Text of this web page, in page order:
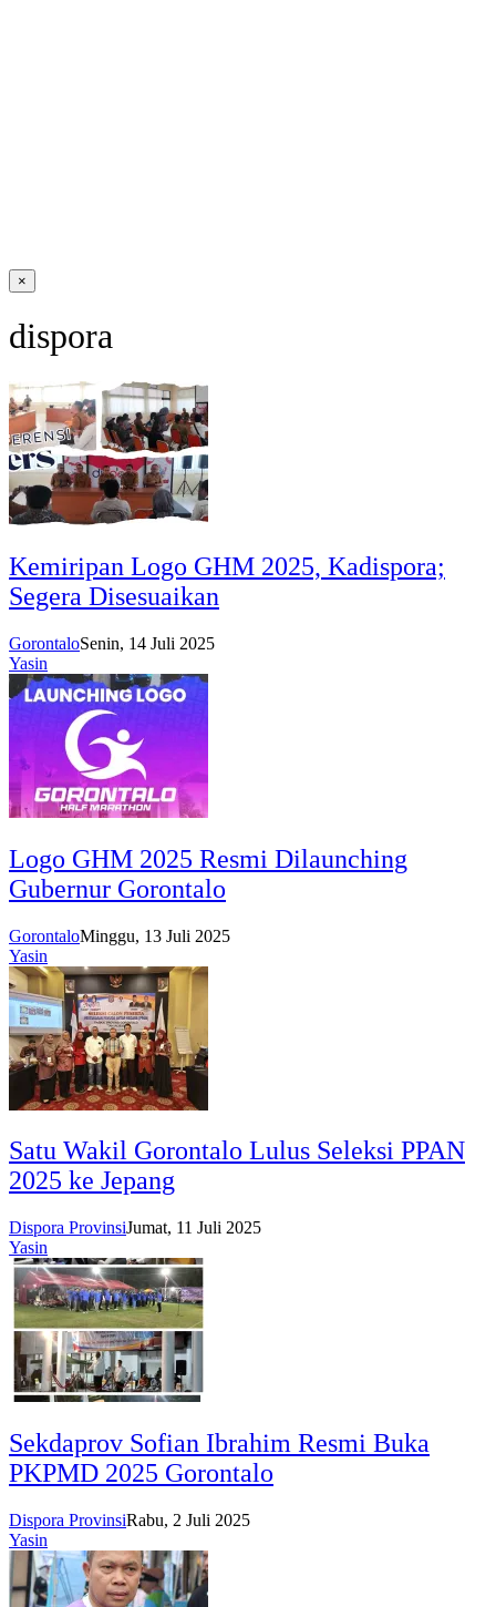
×
dispora
Kemiripan Logo GHM 2025, Kadispora;
Segera Disesuaikan
GorontaloSenin, 14 Juli 2025
Yasin
Logo GHM 2025 Resmi Dilaunching
Gubernur Gorontalo
GorontaloMinggu, 13 Juli 2025
Yasin
Satu Wakil Gorontalo Lulus Seleksi PPAN
2025 ke Jepang
Dispora ProvinsiJumat, 11 Juli 2025
Yasin
Sekdaprov Sofian Ibrahim Resmi Buka
PKPMD 2025 Gorontalo
Dispora ProvinsiRabu, 2 Juli 2025
Yasin